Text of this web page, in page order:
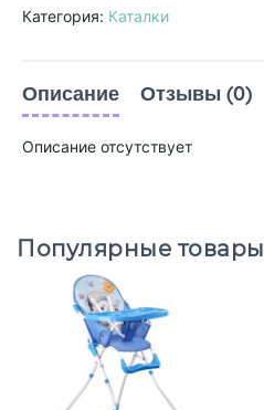
Категория: Каталки
Описание Отзывы (0)
Описание отсутствует
Популярные товары